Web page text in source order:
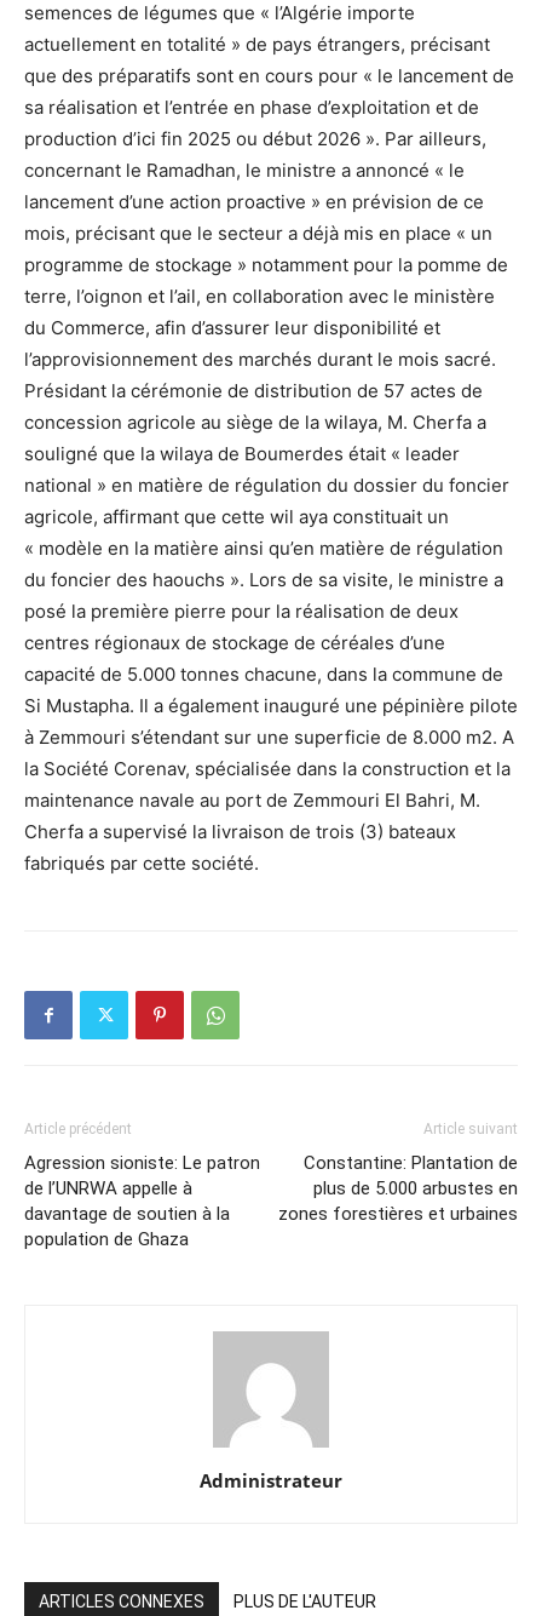
semences de légumes que « l’Algérie importe
actuellement en totalité » de pays étrangers, précisant
que des préparatifs sont en cours pour « le lancement de
sa réalisation et l’entrée en phase d’exploitation et de
production d’ici fin 2025 ou début 2026 ». Par ailleurs,
concernant le Ramadhan, le ministre a annoncé « le
lancement d’une action proactive » en prévision de ce
mois, précisant que le secteur a déjà mis en place « un
programme de stockage » notamment pour la pomme de
terre, l’oignon et l’ail, en collaboration avec le ministère
du Commerce, afin d’assurer leur disponibilité et
l’approvisionnement des marchés durant le mois sacré.
Présidant la cérémonie de distribution de 57 actes de
concession agricole au siège de la wilaya, M. Cherfa a
souligné que la wilaya de Boumerdes était « leader
national » en matière de régulation du dossier du foncier
agricole, affirmant que cette wil aya constituait un
« modèle en la matière ainsi qu’en matière de régulation
du foncier des haouchs ». Lors de sa visite, le ministre a
posé la première pierre pour la réalisation de deux
centres régionaux de stockage de céréales d’une
capacité de 5.000 tonnes chacune, dans la commune de
Si Mustapha. Il a également inauguré une pépinière pilote
à Zemmouri s’étendant sur une superficie de 8.000 m2. A
la Société Corenav, spécialisée dans la construction et la
maintenance navale au port de Zemmouri El Bahri, M.
Cherfa a supervisé la livraison de trois (3) bateaux
fabriqués par cette société.
Article précédent
Agression sioniste: Le patron
de l’UNRWA appelle à
davantage de soutien à la
population de Ghaza
Article suivant
Constantine: Plantation de
plus de 5.000 arbustes en
zones forestières et urbaines
Administrateur
ARTICLES CONNEXES PLUS DE L'AUTEUR